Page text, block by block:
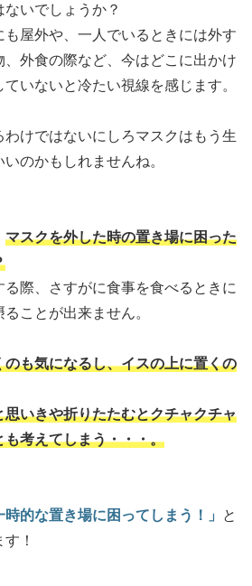
いでしょうか？
屋外や、一人でいるときには外す
、外食の際など、今はどこに出かけ
いないと冷たい視線を感じます。
わけではないにしろマスクはもう生
のかもしれませんね。
マスクを外した時の置き場に困った
際、さすがに食事を食べるときに
ことが出来ません。
も気になるし、イスの上に置くの
いきや折りたたむとクチャクチャ
考えてしまう・・・。
時的な置き場に困ってしまう！」 と
！